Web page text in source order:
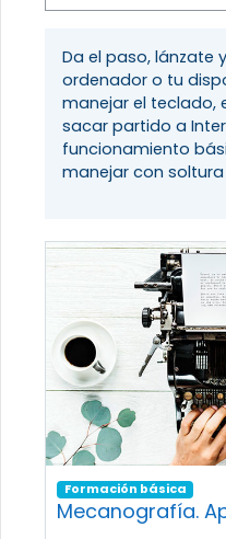
Da el paso, lánzate
ordenador o tu
manejar el teclado,
sacar partido a
funcionamiento
manejar con
Formación básica
Mecanografía.